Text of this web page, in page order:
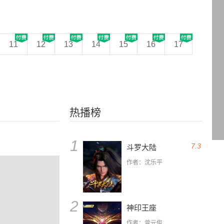
11 12 13 14 15 16 17
热播榜
7.3
1 斗罗大陆
作者：沈乐平
2 神印王座